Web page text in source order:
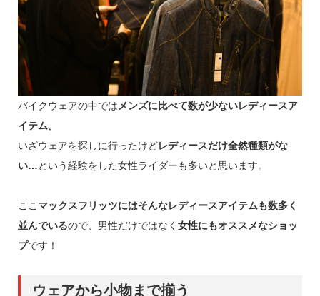
バイクウェアの中ではメンズに比べて数が少ないレディースア
イテム。
いざウェアを探しに行ったけどレディースだけ全然種類がな
い…という経験をした女性ライダーも多いと思います。
ここ マックスフリッツにはそんなレディースアイテムも数多く
並んでいるので、男性だけではなく 女性にもオススメなショッ
プです！
ウェアから小物まで揃う